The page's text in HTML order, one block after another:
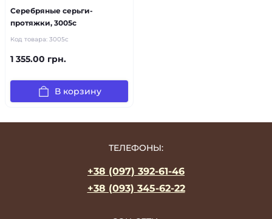
Серебряные серьги-
протяжки, 3005с
Код товара: 3005с
1 355.00 грн.
В корзину
ТЕЛЕФОНЫ:
+38 (097) 392-61-46
+38 (093) 345-62-22